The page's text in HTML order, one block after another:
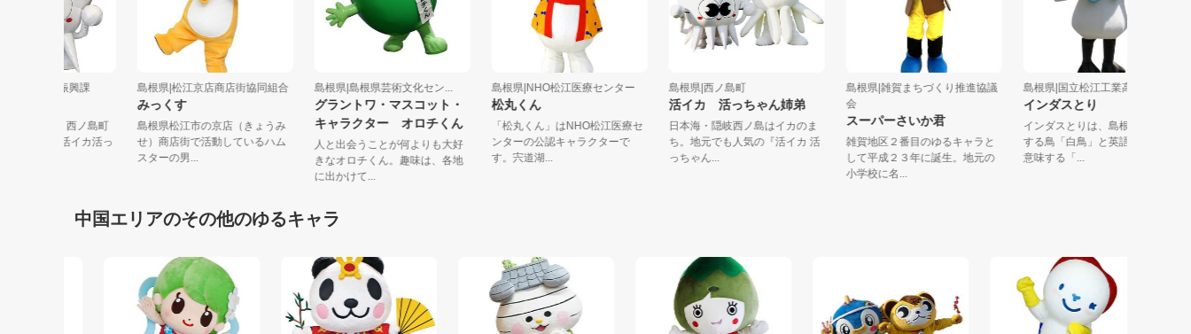
|西ノ島町地域振興課
に浮かぶ隠岐・西ノ島町
キャラクター「活イカ活っ
島根県|松江京店商店街協同組合
みっくす
島根県松江市の京店（きょうみ
せ）商店街で活動しているハム
スターの男...
島根県|島根県芸術文化セン...
グラントワ・マスコット・
キャラクター オロチくん
人と出会うことが何よりも大好
きなオロチくん。趣味は、各地
に出かけて...
島根県|NHO松江医療センター
松丸くん
「松丸くん」はNHO松江医療セ
ンターの公認キャラクターで
す。宍道湖...
島根県|西ノ島町
活イカ 活っちゃん姉弟
日本海・隠岐西ノ島はイカのま
ち。地元でも人気の『活イカ 活
っちゃん...
島根県|雑賀まちづくり推進協議
スーパーさいか君
雑賀地区２番目のゆるキャラと
して平成２３年に誕生。地元の
小学校に名...
島根県|国立松江工業高等専...
インダスとり
インダスとりは、島根県を代
する鳥「白鳥」と英語で工学
意味する「...
中国エリアのその他のゆるキャラ